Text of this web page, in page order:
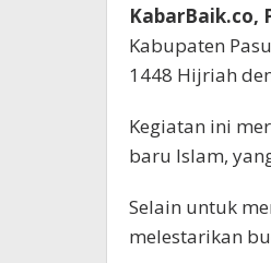
KabarBaik.co,
Kabupaten
1448 Hijriah
Kegiatan ini
baru Islam,
Selain untuk
melestarikan